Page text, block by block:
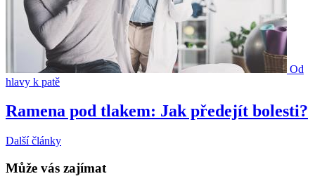
Od
hlavy k patě
Ramena pod tlakem: Jak předejít bolesti?
Další články
Může vás zajímat